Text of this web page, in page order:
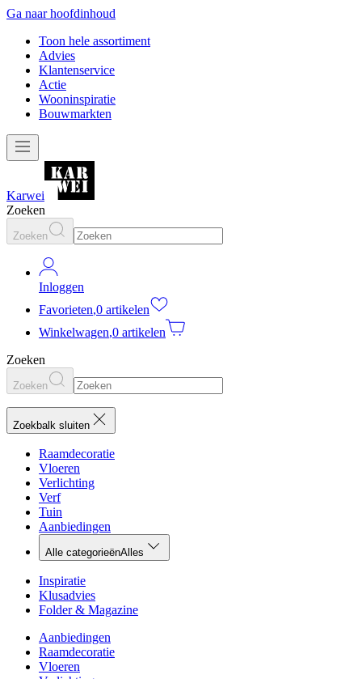
Ga naar hoofdinhoud
Toon hele assortiment
Advies
Klantenservice
Actie
Wooninspiratie
Bouwmarkten
Karwei
Zoeken
Zoeken
Inloggen
Favorieten,0 artikelen
Winkelwagen,0 artikelen
Zoeken
Zoeken
Zoekbalk sluiten
Raamdecoratie
Vloeren
Verlichting
Verf
Tuin
Aanbiedingen
Alle categorieënAlles
Inspiratie
Klusadvies
Folder & Magazine
Aanbiedingen
Raamdecoratie
Vloeren